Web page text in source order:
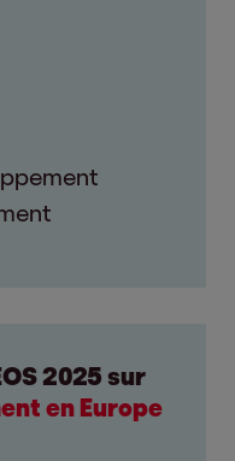
2025 sur
en Europe